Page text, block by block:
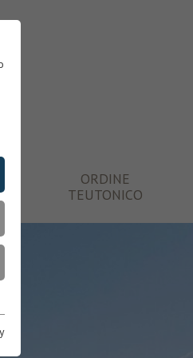
ORDINE
TEUTONICO